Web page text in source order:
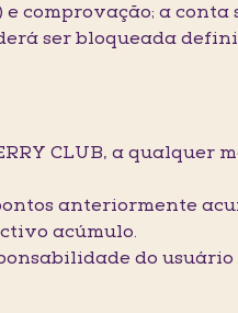
comprovação; a conta
ser bloqueada
CLUB, a qualquer
anteriormente
acúmulo.
do